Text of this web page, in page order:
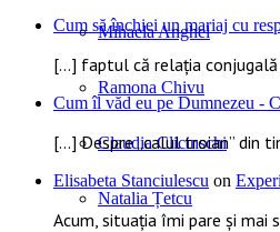
Mihaela Anghel
Ramona Chivu
Claudia Clicinschi
Natalia Țetcu
Cum să închiei un mariaj cu
[…] faptul că relația
Cum îl văd eu pe Dumnezeu -
[…] Despre „calul troian” din
Elisabeta Stanciulescu on
Acum, situația îmi pare și mai